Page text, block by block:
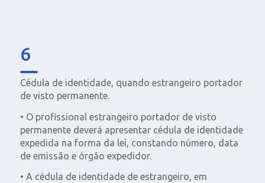
6
Cédula de identidade, quando estrangeiro portador
de visto permanente.
• O profissional estrangeiro portador de visto
permanente deverá apresentar cédula de identidade
expedida na forma da lei, constando número, data
de emissão e órgão expedidor.
• A cédula de identidade de estrangeiro, em